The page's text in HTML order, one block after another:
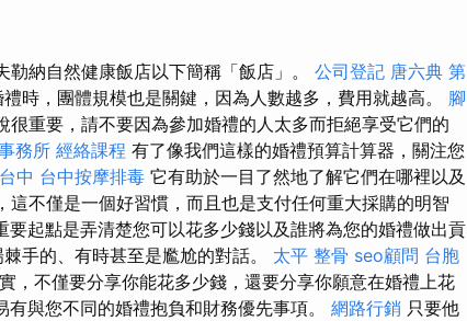
納自然健康飯店以下簡稱「飯店」。 公司登記 唐六典 第
時，團體規模也是關鍵，因為人數越多，費用就越高。 腳
很重要，請不要因為參加婚禮的人太多而拒絕享受它們的
務所 經絡課程 有了像我們這樣的婚禮預算計算器，關注您
中 台中按摩排毒 它有助於一目了然地了解它們在哪裡以及
不僅是一個好習慣，而且也是支付任何重大採購的明智
要起點是弄清楚您可以花多少錢以及誰將為您的婚禮做出貢
手的、有時甚至是尷尬的對話。 太平 整骨 seo顧問 台胞
，不僅要分享你能花多少錢，還要分享你願意在婚禮上花
有與您不同的婚禮抱負和財務優先事項。 網路行銷 只要他